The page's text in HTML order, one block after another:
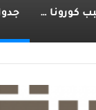
تسجيل حالتي وفاة بسبب كورونا في الرياض ووادي الدواسر .. وزيادة الحالات اليوم